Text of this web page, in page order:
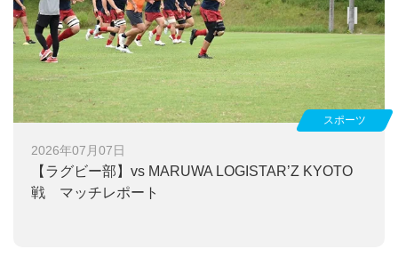
2026年07月07日
【ラグビー部】 vs MARUWA LOGISTAR’Z KYOTO
戦 マッチレポート
スポーツ